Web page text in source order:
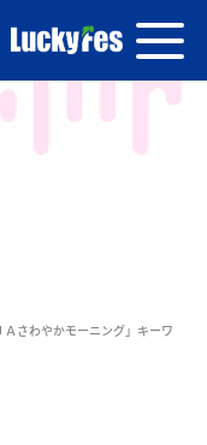
Ａさわやかモーニング」キーワ